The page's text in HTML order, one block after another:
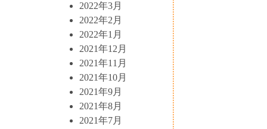
2022年3月
2022年2月
2022年1月
2021年12月
2021年11月
2021年10月
2021年9月
2021年8月
2021年7月